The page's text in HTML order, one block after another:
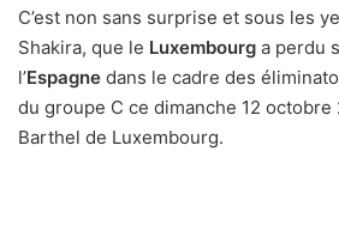
C’est non sans surprise et sous les
Shakira, que le Luxembourg a perdu
l’Espagne dans le cadre des
du groupe C ce dimanche 12 octobre
Barthel de Luxembourg.